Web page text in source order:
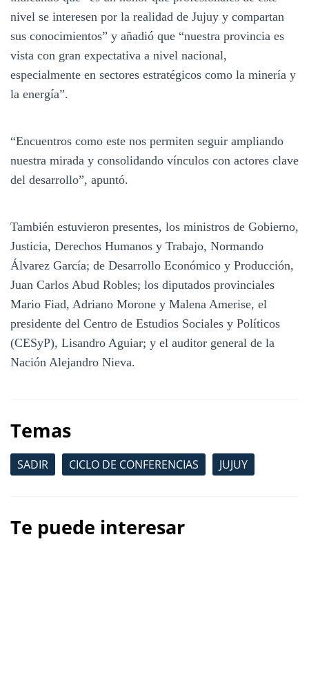
nivel se interesen por la realidad de Jujuy y compartan
sus conocimientos” y añadió que “nuestra provincia es
vista con gran expectativa a nivel nacional,
especialmente en sectores estratégicos como la minería y
la energía”.
“Encuentros como este nos permiten seguir ampliando
nuestra mirada y consolidando vínculos con actores clave
del desarrollo”, apuntó.
También estuvieron presentes, los ministros de Gobierno,
Justicia, Derechos Humanos y Trabajo, Normando
Álvarez García; de Desarrollo Económico y Producción,
Juan Carlos Abud Robles; los diputados provinciales
Mario Fiad, Adriano Morone y Malena Amerise, el
presidente del Centro de Estudios Sociales y Políticos
(CESyP), Lisandro Aguiar; y el auditor general de la
Nación Alejandro Nieva.
Temas
SADIR CICLO DE CONFERENCIAS JUJUY
Te puede interesar